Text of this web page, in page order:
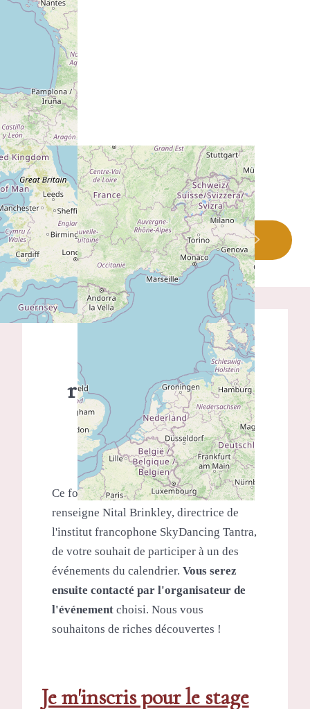
PLUS D'INFO SUR CE LIEU
Demande de
renseignements -
Inscription
Ce formulaire de pré-inscription
renseigne Nital Brinkley, directrice de
l'institut francophone SkyDancing Tantra,
de votre souhait de participer à un des
événements du calendrier.Vous serez
ensuite contacté par l'organisateur de
l'événement choisi. Nous vous
souhaitons de riches découvertes !
Je m'inscris pour le stage